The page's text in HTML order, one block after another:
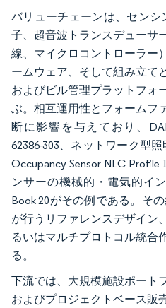
バリューチェーンは、センシ
子、超音波トランスデューサ
線、マイクロコントローラー
ームウェア、そして組み立て
およびビル管理プラットフォ
ぶ。相互運用性とフォームフ
断に影響を与えており、
62386-303、ネットワーク型
Occupancy Sensor NLC
ンサーの機械的・電気的イ
Book 20がその例である。そ
が行うリファレンスデザイン
るいはマルチプロトコル統合
る。
下流では、大規模施設ポート
およびプロジェクトベース販